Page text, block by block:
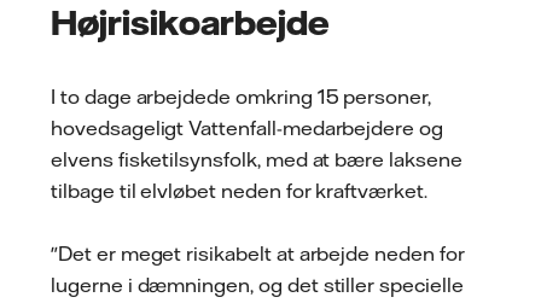
Højrisikoarbejde
I to dage arbejdede omkring 15 personer,
hovedsageligt Vattenfall-medarbejdere og
elvens fisketilsynsfolk, med at bære laksene
tilbage til elvløbet neden for kraftværket.
"Det er meget risikabelt at arbejde neden for
lugerne i dæmningen, og det stiller specielle